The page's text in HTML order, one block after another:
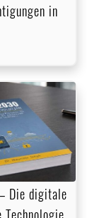
in
Die digitale